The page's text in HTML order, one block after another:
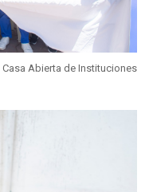
Abierta de Instituciones